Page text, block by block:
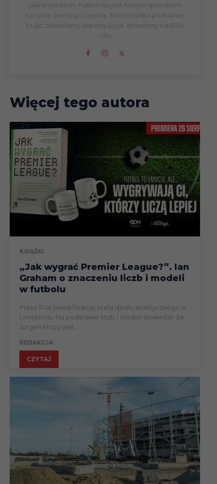
jakimi jesteśmy. Futbol nie jest naszym sposobem
na życie. Jest jego częścią. Jeżeli myślisz podobnie,
to już znaleźliśmy wspólny język. Istniejemy od 2014
roku.
Więcej tego autora
KSIĄŻKI
„Jak wygrać Premier League?”. Ian
Graham o znaczeniu liczb i modeli
w futbolu
Przez 11 lat pełnił funkcję szefa działu analitycznego w
Liverpoolu. Na podstawie liczb i modeli stwierdził, że
Jurgen Klopp jest...
REDAKCJA
CZYTAJ